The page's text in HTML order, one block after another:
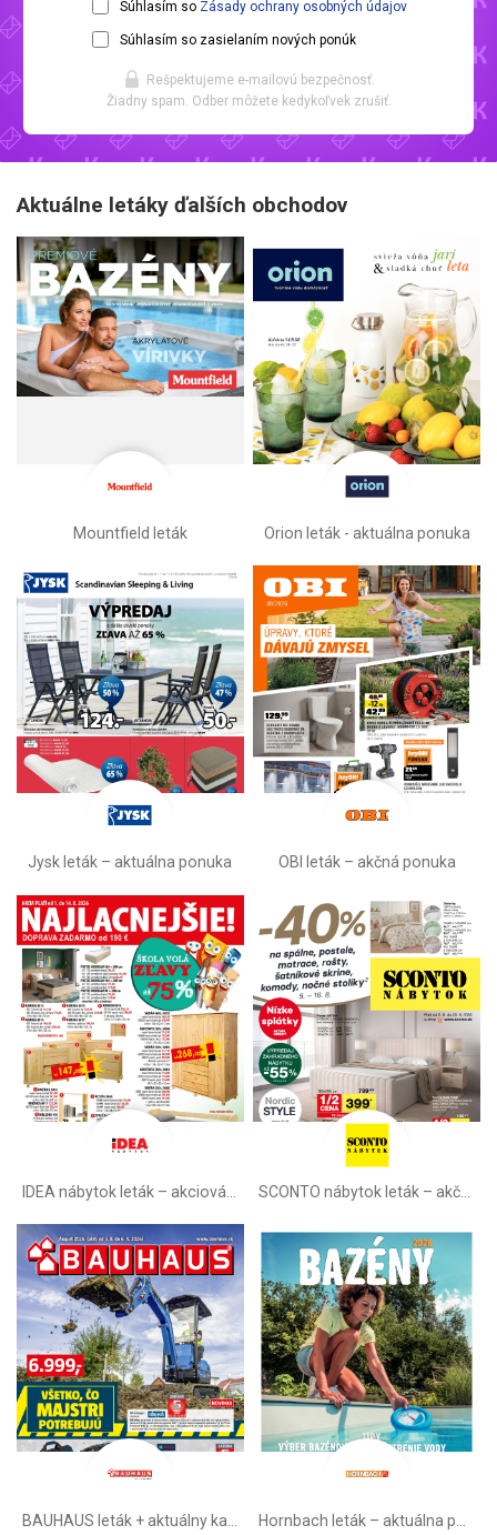
Súhlasím so Zásady ochrany osobných údajov
Súhlasím so zasielaním nových ponúk
Rešpektujeme e-mailovú bezpečnosť.
Žiadny spam. Odber môžete kedykoľvek zrušiť.
Aktuálne letáky ďalších obchodov
Mountfield leták Orion leták - aktuálna ponuka
Jysk leták – aktuálna ponuka OBI leták –⁠ akčná ponuka
BAUHAUS leták + aktuálny katalóg Hornbach leták – aktuálna ponuka